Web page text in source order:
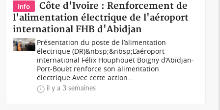
Info
Côte d'Ivoire : Renforcement de
l'alimentation électrique de l'aéroport
international FHB d'Abidjan
Présentation du poste de l’alimentation
électrique (DR)&nbsp;&nbsp;L’aéroport
international Félix Houphouët Boigny d’Abidjan-
Port-Bouët renforce son alimentation
électrique.Avec cette action...
il y a 3 semaines